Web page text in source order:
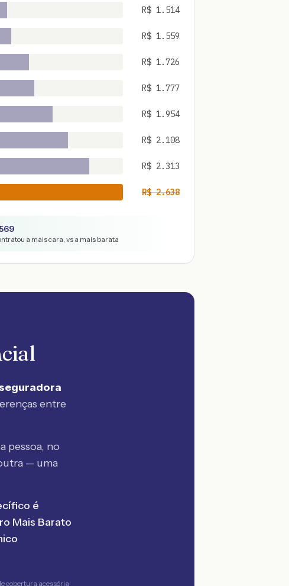
R$ 1.514
R$ 1.559
R$ 1.726
R$ 1.777
R$ 1.954
R$ 2.108
R$ 2.313
R$2.638
a mais cara, vs a mais barata
entre
pessoa, no
— uma
é
Mais Barato
cobertura acessória